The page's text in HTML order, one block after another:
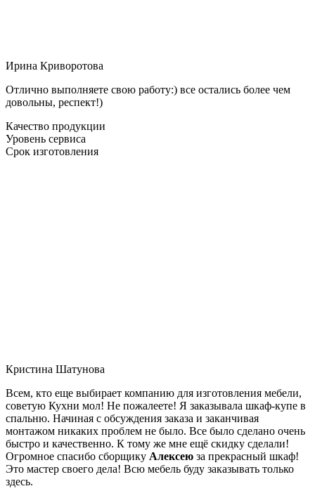
Ирина Криворотова
Отлично выполняете свою работу:) все остались более чем
довольны, респект!)
Качество продукции
Уровень сервиса
Срок изготовления
Кристина Шатунова
Всем, кто еще выбирает компанию для изготовления мебели,
советую Кухни мол! Не пожалеете! Я заказывала шкаф-купе в
спальню. Начиная с обсуждения заказа и заканчивая
монтажом никаких проблем не было. Все было сделано очень
быстро и качественно. К тому же мне ещё скидку сделали!
Огромное спасибо сборщику Алексею за прекрасный шкаф!
Это мастер своего дела! Всю мебель буду заказывать только
здесь.